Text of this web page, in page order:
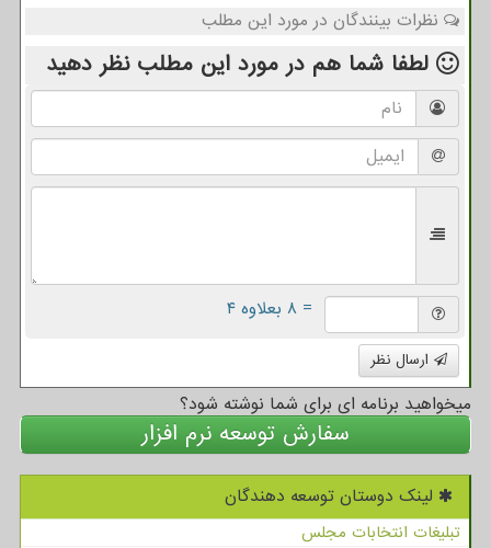
نظرات بینندگان در مورد این مطلب
لطفا شما هم در مورد این مطلب نظر دهید
= ۸ بعلاوه ۴
ارسال نظر
میخواهید برنامه ای برای شما نوشته شود؟
سفارش توسعه نرم افزار
لینک دوستان توسعه دهندگان
تبلیغات انتخابات مجلس